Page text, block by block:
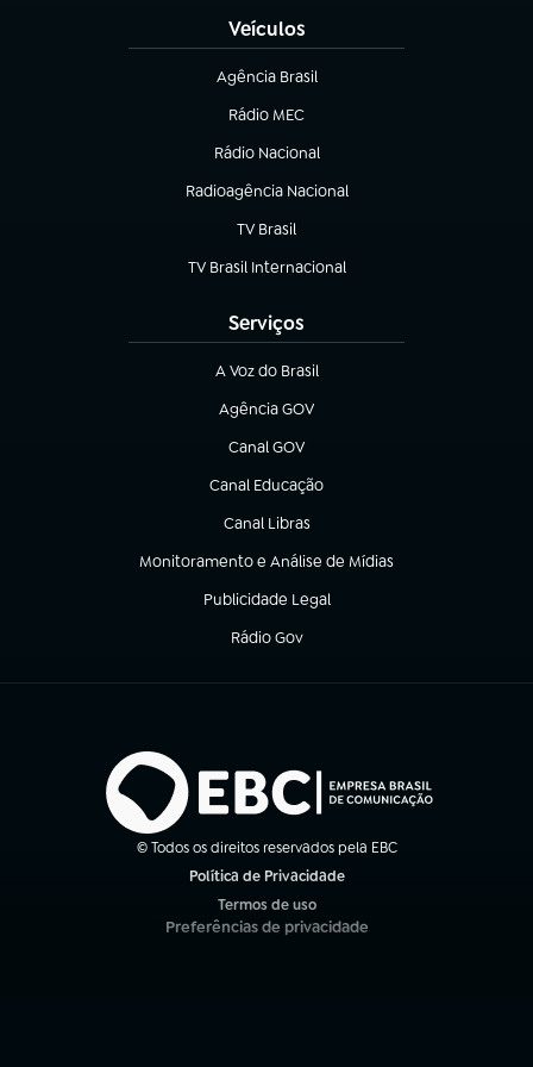
Veículos
Agência Brasil
(abre em nova aba)
Rádio MEC
(abre em nova aba)
Rádio Nacional
Radioagência Nacional
(abre em nova aba)
TV Brasil
(abre em nova aba)
TV Brasil Internacional
(abre em nova aba)
Serviços
A Voz do Brasil
(abre em nova aba)
Agência GOV
(abre em nova aba)
Canal GOV
(abre em nova aba)
Canal Educação
(abre em nova aba)
Canal Libras
(abre em nova aba)
Monitoramento e Análise de Mídias
(abre em nova aba)
Publicidade Legal
(abre em nova aba)
Rádio Gov
(abre em nova aba)
© Todos os direitos reservados pela EBC
Política de Privacidade
Termos de uso
(abre em nova aba)
Preferências de privacidade